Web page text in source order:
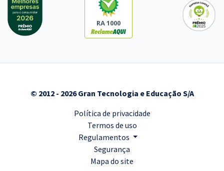
RA 1000
© 2012 - 2026 Gran Tecnologia e Educação S/A
Política de privacidade
Termos de uso
Regulamentos
Segurança
Mapa do site